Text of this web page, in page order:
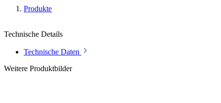
Produkte
Technische Details
Technische Daten
Weitere Produktbilder